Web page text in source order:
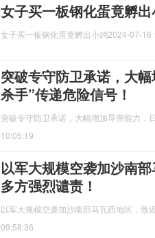
女子买一板钢化蛋竟孵
女子买一板钢化蛋竟孵出小鸡2024-07-16
突破专守防卫承诺，大
杀手”传递危险信号！
突破专守防卫承诺，大幅增加导弹能力，
10:05:19
以军大规模空袭加沙南
多方强烈谴责！
以军大规模空袭加沙南部马瓦西地区，致
09:58:36